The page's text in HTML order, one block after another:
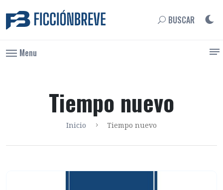
BUSCAR
Menu
Tiempo nuevo
Inicio Tiempo nuevo